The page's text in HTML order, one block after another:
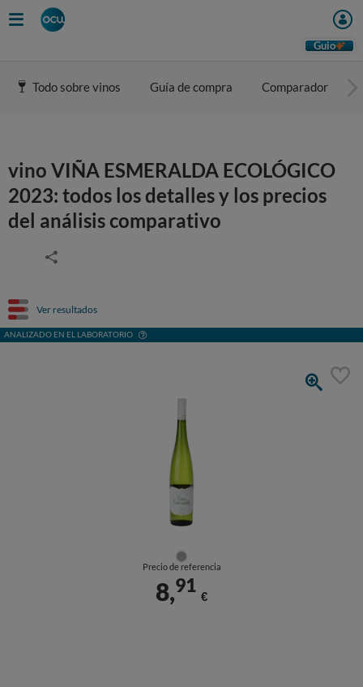
Guio
Todo sobre vinos Guía de compra Comparador
vino VIÑA ESMERALDA ECOLÓGICO
2023: todos los detalles y los precios
del análisis comparativo
Ver resultados
ANALIZADO EN EL LABORATORIO
Precio de referencia
8,91
€